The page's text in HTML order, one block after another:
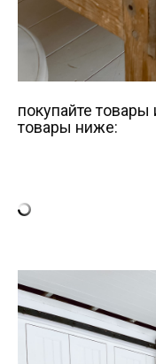
покупайте товары
товары ниже: